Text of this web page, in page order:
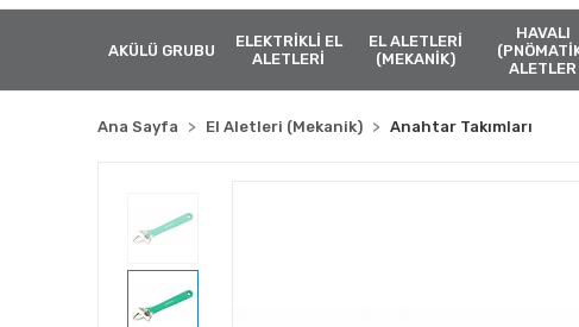
AKÜLÜ GRUBU
ELEKTRİKLİ EL
ALETLERİ
EL ALETLERİ
(MEKANİK)
HAVALI
ALETLER
Ana Sayfa El Aletleri (Mekanik) Anahtar Takımları